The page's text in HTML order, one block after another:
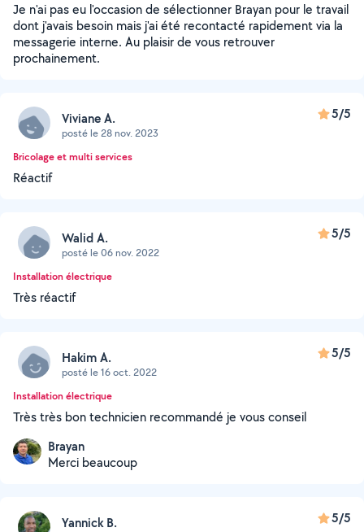
Je n'ai pas eu l'occasion de sélectionner Brayan pour le travail
dont j'avais besoin mais j'ai été recontacté rapidement via la
messagerie interne. Au plaisir de vous retrouver
prochainement.
Viviane A.
posté le 28 nov. 2023
5/5
Bricolage et multi services
Réactif
Walid A.
posté le 06 nov. 2022
5/5
Installation électrique
Très réactif
Hakim A.
posté le 16 oct. 2022
5/5
Installation électrique
Très très bon technicien recommandé je vous conseil
Brayan
Merci beaucoup
Yannick B. 5/5